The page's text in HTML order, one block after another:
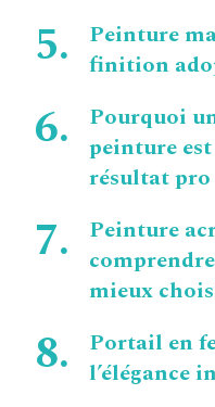
Peinture
finition
Pourquoi
peinture
résultat pro
Peinture
mieux
Portail en
l’élégance